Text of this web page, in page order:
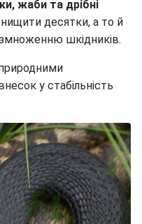
жаби та дрібні
десятки, а то й
шкідників.
у стабільність